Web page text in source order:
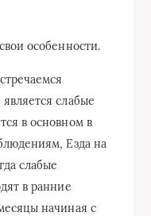
особенности.
слабые
в основном в
Езда на
слабые
в ранние
начиная с